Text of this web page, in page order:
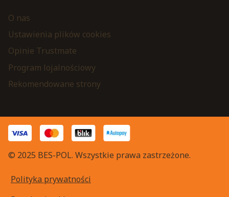
O nas
Ustawienia plików cookies
Opinie Trustmate
Program lojalnościowy
Rekomendowane strony
© 2025 BES-POL. Wszystkie prawa zastrzeżone.
Polityka prywatności